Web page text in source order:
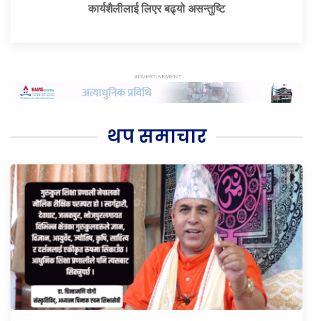
कार्यशैलीलाई लिएर बढ्यो असन्तुष्टि
थप समाचार